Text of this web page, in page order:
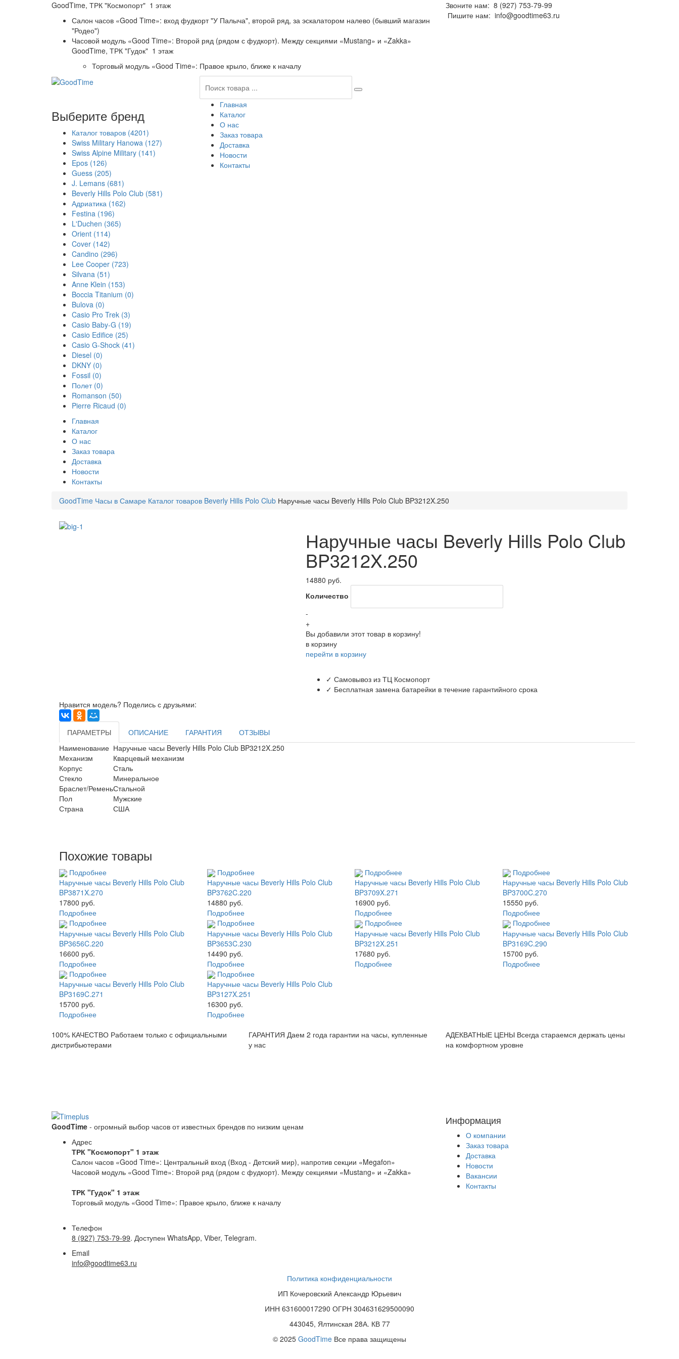
GoodTime, ТРК "Космопорт" 1 этаж
Салон часов «Good Time»: вход фудкорт "У Палыча", второй ряд, за эскалатором налево (бывший магазин
"Родео")
Часовой модуль «Good Time»: Второй ряд (рядом с фудкорт). Между секциями «Mustang» и «Zakka»
GoodTime, ТРК "Гудок" 1 этаж
Торговый модуль «Good Time»: Правое крыло, ближе к началу
Звоните нам: 8 (927) 753-79-99
Пишите нам: info@goodtime63.ru
Выберите бренд
Каталог товаров (4201)
Swiss Military Hanowa (127)
Swiss Alpine Military (141)
Epos (126)
Guess (205)
J. Lemans (681)
Beverly Hills Polo Club (581)
Адриатика (162)
Festina (196)
L'Duchen (365)
Orient (114)
Cover (142)
Candino (296)
Lee Cooper (723)
Silvana (51)
Anne Klein (153)
Boccia Titanium (0)
Bulova (0)
Casio Pro Trek (3)
Casio Baby-G (19)
Casio Edifice (25)
Casio G-Shock (41)
Diesel (0)
DKNY (0)
Fossil (0)
Полет (0)
Romanson (50)
Pierre Ricaud (0)
Главная
Каталог
О нас
Заказ товара
Доставка
Новости
Контакты
Главная
Каталог
О нас
Заказ товара
Доставка
Новости
Контакты
GoodTime Часы в Самаре Каталог товаров Beverly Hills Polo Club Наручные часы Beverly Hills Polo Club BP3212X.250
Наручные часы Beverly Hills Polo Club
BP3212X.250
14880 руб.
Количество
-
+
Вы добавили этот товар в корзину!
в корзину
перейти в корзину
✓ Самовывоз из ТЦ Космопорт
✓ Бесплатная замена батарейки в течение гарантийного срока
Нравится модель? Поделись с друзьями:
ПАРАМЕТРЫ ОПИСАНИЕ ГАРАНТИЯ
ОТЗЫВЫ
Наименование Наручные часы Beverly Hills Polo Club BP3212X.250
Механизм
Кварцевый механизм
Корпус
Сталь
Стекло
Минеральное
Браслет/РеменьСтальной
Пол
Мужские
Страна
США
Похожие товары
Подробнее
Наручные часы Beverly Hills Polo Club
BP3871X.270
17800 руб.
Подробнее
Подробнее
Наручные часы Beverly Hills Polo Club
BP3762C.220
14880 руб.
Подробнее
Подробнее
Наручные часы Beverly Hills Polo Club
BP3709X.271
16900 руб.
Подробнее
Подробнее
Наручные часы Beverly Hills Polo Club
BP3700C.270
15550 руб.
Подробнее
Подробнее
Наручные часы Beverly Hills Polo Club
BP3656C.220
16600 руб.
Подробнее
Подробнее
Наручные часы Beverly Hills Polo Club
BP3653C.230
14490 руб.
Подробнее
Подробнее
Наручные часы Beverly Hills Polo Club
BP3212X.251
17680 руб.
Подробнее
Подробнее
Наручные часы Beverly Hills Polo Club
BP3169C.290
15700 руб.
Подробнее
Подробнее
Наручные часы Beverly Hills Polo Club
BP3169C.271
15700 руб.
Подробнее
Подробнее
Наручные часы Beverly Hills Polo Club
BP3127X.251
16300 руб.
Подробнее
100% КАЧЕСТВО Работаем только с официальными
дистрибьютерами
ГАРАНТИЯ Даем 2 года гарантии на часы, купленные
у нас
АДЕКВАТНЫЕ ЦЕНЫ Всегда стараемся держать цены
на комфортном уровне
GoodTime - огромный выбор часов от известных брендов по низким ценам
Адрес
ТРК "Космопорт" 1 этаж
Салон часов «Good Time»: Центральный вход (Вход - Детский мир), напротив секции «Megafon»
Часовой модуль «Good Time»: Второй ряд (рядом с фудкорт). Между секциями «Mustang» и «Zakka»
ТРК "Гудок" 1 этаж
Торговый модуль «Good Time»: Правое крыло, ближе к началу
Телефон
8 (927) 753-79-99. Доступен WhatsApp, Viber, Telegram.
Email
info@goodtime63.ru
Информация
О компании
Заказ товара
Доставка
Новости
Вакансии
Контакты
Политика конфиденциальности
ИП Кочеровский Александр Юрьевич
ИНН 631600017290 ОГРН 304631629500090
443045, Ялтинская 28А. КВ 77
© 2025 GoodTime Все права защищены